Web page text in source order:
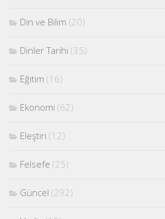
Din ve Bilim (20)
Dinler Tarihi (35)
Eğitim (16)
Ekonomi (62)
Eleştiri (12)
Felsefe (25)
Güncel (292)